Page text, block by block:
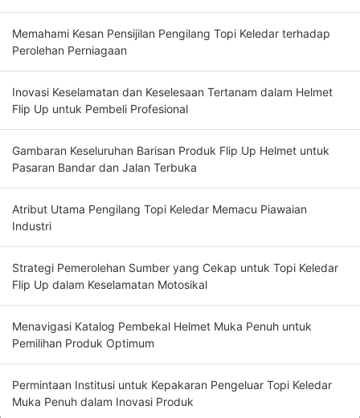
Memahami Kesan Pensijilan Pengilang Topi Keledar terhadap
Perolehan Perniagaan
Inovasi Keselamatan dan Keselesaan Tertanam dalam Helmet
Flip Up untuk Pembeli Profesional
Gambaran Keseluruhan Barisan Produk Flip Up Helmet untuk
Pasaran Bandar dan Jalan Terbuka
Atribut Utama Pengilang Topi Keledar Memacu Piawaian
Industri
Strategi Pemerolehan Sumber yang Cekap untuk Topi Keledar
Flip Up dalam Keselamatan Motosikal
Menavigasi Katalog Pembekal Helmet Muka Penuh untuk
Pemilihan Produk Optimum
Permintaan Institusi untuk Kepakaran Pengeluar Topi Keledar
Muka Penuh dalam Inovasi Produk